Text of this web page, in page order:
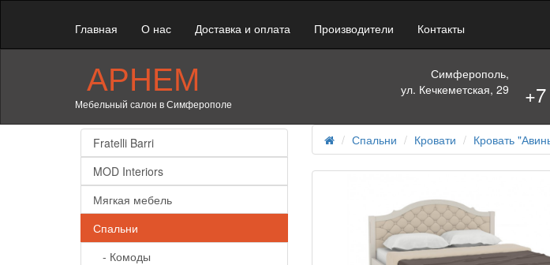
Главная О нас Доставка и оплата Производители Контакты
АРНЕМ
Мебельный салон в Симферополе
Симферополь,
ул. Кечкеметская, 29
Fratelli Barri
MOD Interiors
Мягкая мебель
Спальни
- Комоды
Спальни Кровати Кровать